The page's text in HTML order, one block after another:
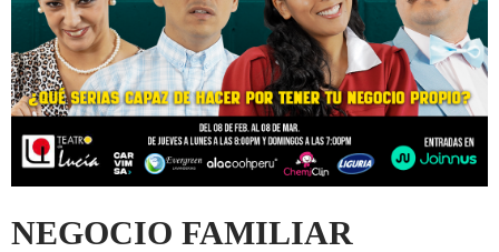
NEGOCIO FAMILIAR